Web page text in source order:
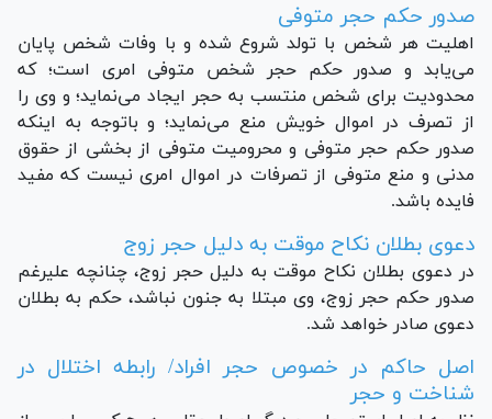
صدور حکم حجر متوفی
اهلیت هر شخص با تولد شروع شده و با وفات شخص پایان
می‌یابد و صدور حکم حجر شخص متوفی امری است؛ که
محدودیت برای شخص منتسب به حجر ایجاد می‌نماید؛ و وی را
از تصرف در اموال خویش منع می‌نماید؛ و باتوجه به اینکه
صدور حکم حجر متوفی و محرومیت متوفی از بخشی از حقوق
مدنی و منع متوفی از تصرفات در اموال امری نیست که مفید
فایده باشد.
دعوی بطلان نکاح موقت به دلیل حجر زوج
در دعوی بطلان نکاح موقت به دلیل حجر زوج، چنانچه علیرغم
صدور حکم حجر زوج، وی مبتلا به جنون نباشد، حکم به بطلان
دعوی صادر خواهد شد.
اصل حاکم در خصوص حجر افراد/ رابطه اختلال در
شناخت و حجر